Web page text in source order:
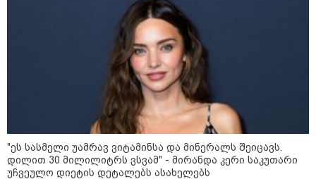
ოკუპირებული ცხინვალის ე.წ.
საგარეო უწყება - საქართველოს
პოლიტიკურმა ხელმძღვანელობამ,
ირაკლი კობახიძის სახით,
ოფიციალურად აღიარა მიხეილ
სააკაშვილი სამხედრო აგრესიის
დამნაშავედ - ამიტომ, 2008 წლის
აგვისტოს ომზე პასუხისმგებლობა
უნდა დაეკისროს ქვეყანას
ამჟამად მოლაპარაკებებს არ
ვაწარმოებთ
"ეს სასმელი უამრავ ვიტამინსა და მინერალს შეიცავს.
დილით 30 მილილიტრს ვსვამ" - მირანდა კერი საკუთარი
უჩვეულო დიეტის დეტალებს ასახელებს